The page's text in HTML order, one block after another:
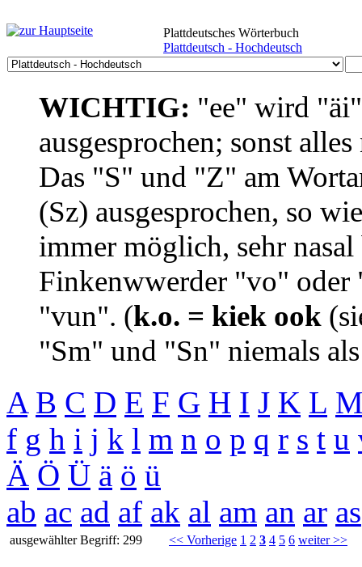
Plattdeutsches Wörterbuch
Plattdeutsch - Hochdeutsch
WICHTIG: "ee" wird
ausgesprochen; sonst
Das "S" und "Z" am
(Sz) ausgesprochen, so
immer möglich, sehr
Finkenwwerder "vo"
"vun". (k.o. = kiek ook
"Sm" und "Sn" niemals
A B C D E F G H I J K L
f g h i j k l m n o p q r s t u
Ä Ö Ü ä ö ü
ab ac ad af ak al am an ar as
ausgewählter Begriff: 299 << Vorherige 1 2 3 4 5 6 weiter >>